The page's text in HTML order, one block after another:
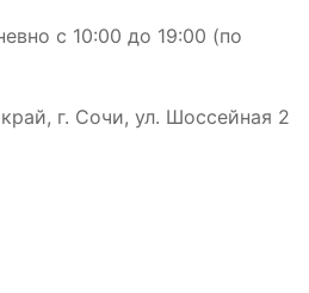
с 10:00 до 19:00 (по
г. Сочи, ул. Шоссейная 2